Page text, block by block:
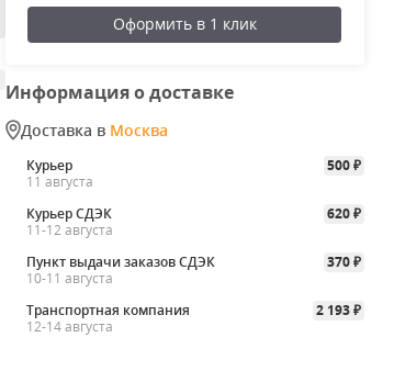
Оформить в 1 клик
Информация о доставке
Доставка в Москва
Курьер 500 ₽
11 августа
Курьер СДЭК
620 ₽
11-12 августа
Пункт выдачи заказов СДЭК
370 ₽
10-11 августа
Транспортная компания
2 193 ₽
12-14 августа